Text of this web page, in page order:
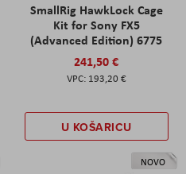
SmallRig HawkLock Cage
Kit for Sony FX5
(Advanced Edition) 6775
241,50 €
193,20 €
U KOŠARICU
NOVO